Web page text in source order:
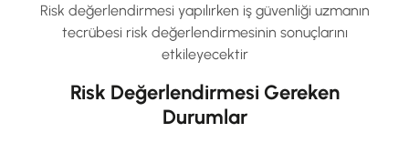
Risk değerlendirmesi yapılırken iş güvenliği uzmanın
tecrübesi risk değerlendirmesinin sonuçlarını
etkileyecektir
Risk Değerlendirmesi Gereken
Durumlar